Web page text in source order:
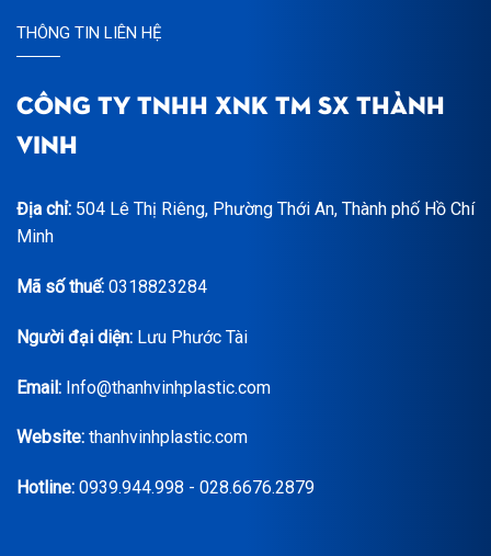
THÔNG TIN LIÊN HỆ
CÔNG TY TNHH XNK TM SX THÀNH
VINH
Địa chỉ: 504 Lê Thị Riêng, Phường Thới An, Thành phố Hồ Chí
Minh
Mã số thuế: 0318823284
Người đại diện: Lưu Phước Tài
Email: Info@thanhvinhplastic.com
Website: thanhvinhplastic.com
Hotline: 0939.944.998 - 028.6676.2879